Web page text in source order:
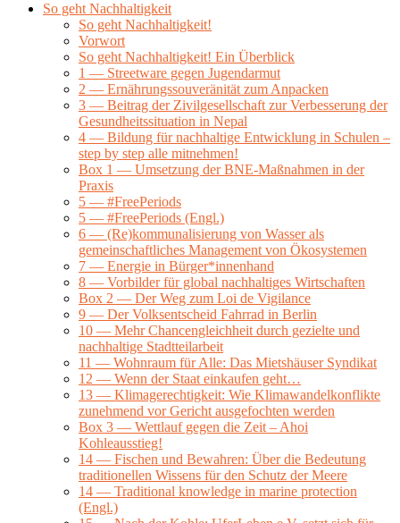
So geht Nachhaltigkeit
So geht Nachhaltigkeit!
Vorwort
So geht Nachhaltigkeit! Ein Überblick
1 — Streetware gegen Jugendarmut
2 — Ernährungssouveränität zum Anpacken
3 — Beitrag der Zivilgesellschaft zur Verbesserung der
Gesundheitssituation in Nepal
4 — Bildung für nachhaltige Entwicklung in Schulen –
step by step alle mitnehmen!
Box 1 — Umsetzung der BNE-Maßnahmen in der
Praxis
5 — #FreePeriods
5 — #FreePeriods (Engl.)
6 — (Re)kommunalisierung von Wasser als
gemeinschaftliches Management von Ökosystemen
7 — Energie in Bürger*innenhand
8 — Vorbilder für global nachhaltiges Wirtschaften
Box 2 — Der Weg zum Loi de Vigilance
9 — Der Volksentscheid Fahrrad in Berlin
10 — Mehr Chancengleichheit durch gezielte und
nachhaltige Stadtteilarbeit
11 — Wohnraum für Alle: Das Mietshäuser Syndikat
12 — Wenn der Staat einkaufen geht…
13 — Klimagerechtigkeit: Wie Klimawandelkonflikte
zunehmend vor Gericht ausgefochten werden
Box 3 — Wettlauf gegen die Zeit – Ahoi
Kohleausstieg!
14 — Fischen und Bewahren: Über die Bedeutung
traditionellen Wissens für den Schutz der Meere
14 — Traditional knowledge in marine protection
(Engl.)